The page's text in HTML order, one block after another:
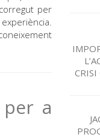
per
a
CRISI